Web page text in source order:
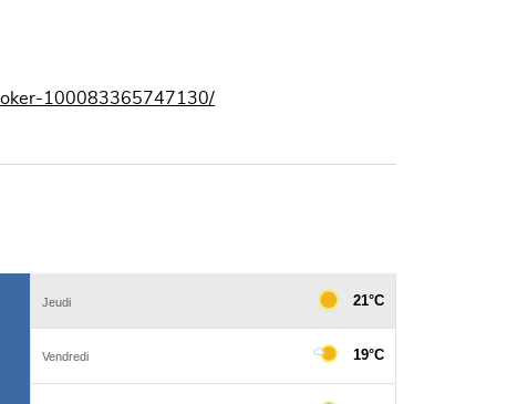
100083365747130/